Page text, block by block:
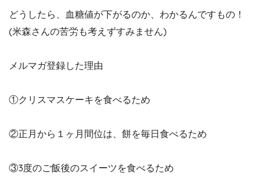
どうしたら、血糖値が下がるのか、わかるんですもの！
(米森さんの苦労も考えずすみません)
メルマガ登録した理由
①クリスマスケーキを食べるため
②正月から１ヶ月間位は、餅を毎日食べるため
③3度のご飯後のスイーツを食べるため